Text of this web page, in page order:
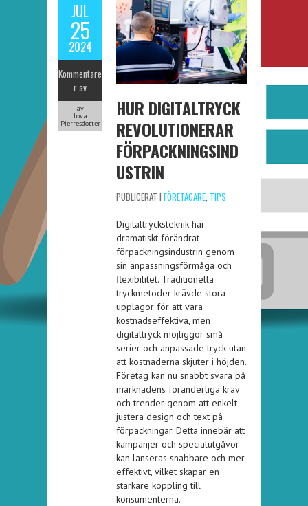
JUL
25
2024
Kommentare
r av
av
Lova
Pierresdotter
HUR DIGITALTRYCK
REVOLUTIONERAR
FÖRPACKNINGSIND
USTRIN
PUBLICERAT I FÖRETAGARE TIPS
Digitaltrycksteknik har
dramatiskt förändrat
förpackningsindustrin genom
sin anpassningsförmåga och
flexibilitet. Traditionella
tryckmetoder krävde stora
upplagor för att vara
kostnadseffektiva, men
digitaltryck möjliggör små
serier och anpassade tryck utan
att kostnaderna skjuter i höjden.
Företag kan nu snabbt svara på
marknadens föränderliga krav
och trender genom att enkelt
justera design och text på
förpackningar. Detta innebär att
kampanjer och specialutgåvor
kan lanseras snabbare och mer
effektivt, vilket skapar en
starkare koppling till
konsumenterna.